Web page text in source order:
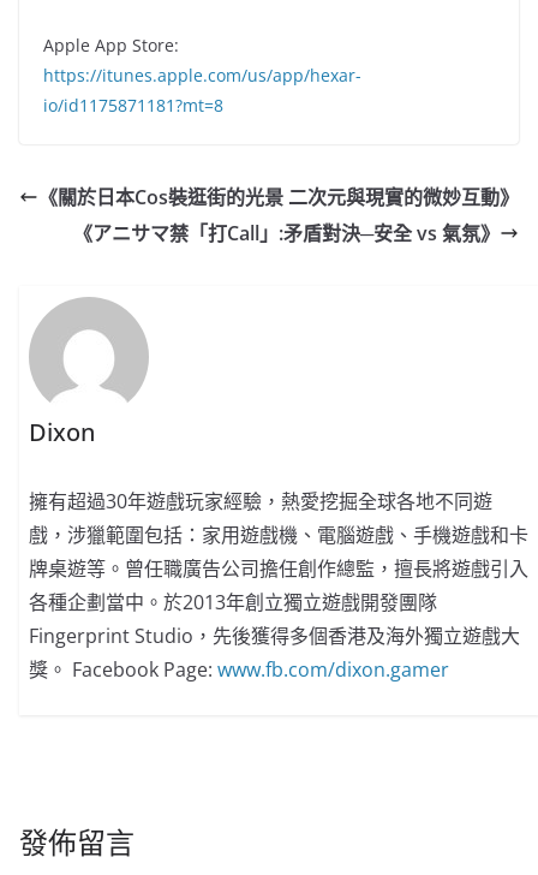
Apple App Store:
https://itunes.apple.com/us/app/hexar-
io/id1175871181?mt=8
《關於日本Cos裝逛街的光景 二次元與現實的微妙互動》
《アニサマ禁「打Call」:矛盾對決─安全 vs 氣氛》
Dixon
擁有超過30年遊戲玩家經驗，熱愛挖掘全球各地不同遊
戲，涉獵範圍包括：家用遊戲機、電腦遊戲、手機遊戲和卡
牌桌遊等。曾任職廣告公司擔任創作總監，擅長將遊戲引入
各種企劃當中。於2013年創立獨立遊戲開發團隊
Fingerprint Studio，先後獲得多個香港及海外獨立遊戲大
獎。 Facebook Page: www.fb.com/dixon.gamer
發佈留言